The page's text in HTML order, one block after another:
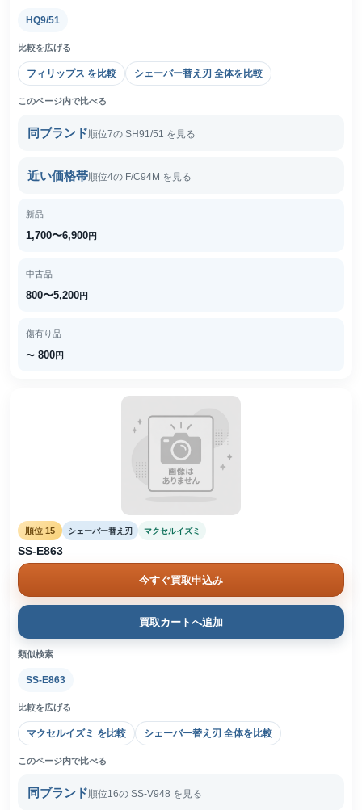
HQ9/51
比較を広げる
フィリップス を比較 シェーバー替え刃 全体を比較
このページ内で比べる
同ブランド 順位7の SH91/51 を見る
近い価格帯順位4の F/C94M を見る
新品
1,700〜6,900円
中古品
800〜5,200円
傷有り品
〜 800円
順位 15 シェーバー替え刃 マクセルイズミ
SS-E863
今すぐ買取申込み
買取カートへ追加
類似検索
SS-E863
比較を広げる
マクセルイズミ を比較 シェーバー替え刃 全体を比較
このページ内で比べる
同ブランド 順位16の SS-V948 を見る